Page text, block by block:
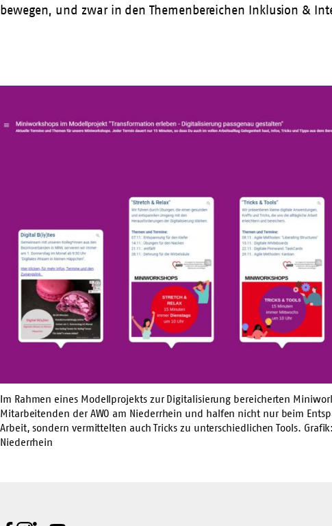
bewegen, und zwar in den Themenbereichen Inklusion &
Im Rahmen eines Modellprojekts zur Digitalisierung bereicherten
Mitarbeitenden der AWO am Niederrhein und halfen nicht nur beim
Arbeit, sondern vermittelten auch Tricks zu unterschiedlichen Tools.
Niederrhein